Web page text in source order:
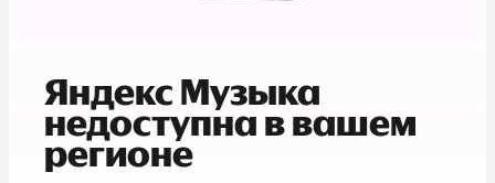
Яндекс Музыка
недоступна в вашем
регионе